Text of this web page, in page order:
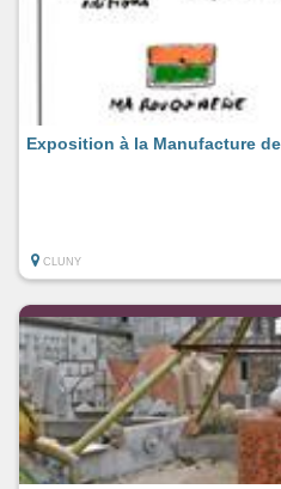
Exposition à la Manufacture
CLUNY